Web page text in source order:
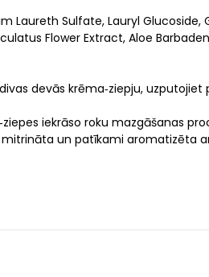
Laureth Sulfate, Lauryl
Flower Extract, Aloe
devās krēma‑ziepju,
iekrāso roku mazgāšanas
mitrināta un patīkami aromatizēta